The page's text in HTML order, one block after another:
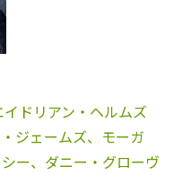
ドリアン・ヘルムズ
ジェームズ、モーガ
ー、ダニー・グローヴ